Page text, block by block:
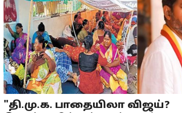
"தி.மு.க. பாதையிலா விஜய்?